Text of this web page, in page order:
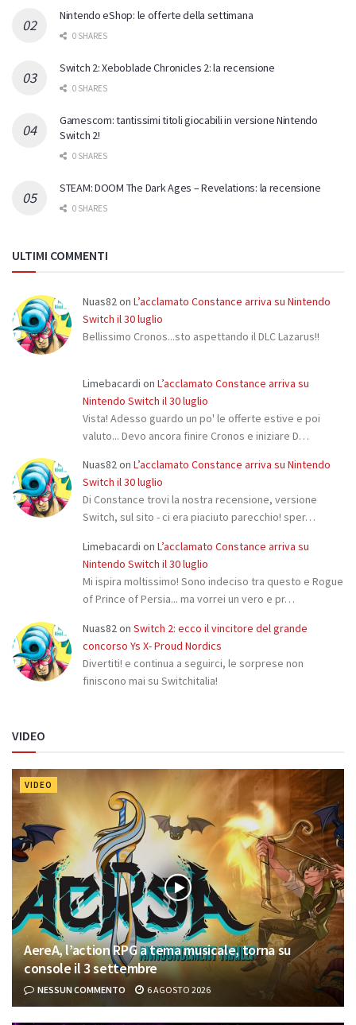
Nintendo eShop: le offerte della settimana
0 SHARES
Switch 2: Xeboblade Chronicles 2: la recensione
0 SHARES
Gamescom: tantissimi titoli giocabili in versione Nintendo
Switch 2!
0 SHARES
STEAM: DOOM The Dark Ages – Revelations: la recensione
0 SHARES
ULTIMI COMMENTI
Nuas82on L’acclamato Constance arriva su Nintendo
Switch il 30 luglio
Bellissimo Cronos...sto aspettando il DLC Lazarus!!
Limebacardi on L’acclamato Constance arriva su
Nintendo Switch il 30 luglio
Vista! Adesso guardo un po' le offerte estive e poi
valuto... Devo ancora finire Cronos e iniziare D…
Nuas82on L’acclamato Constance arriva su Nintendo
Switch il 30 luglio
Di Constance trovi la nostra recensione, versione
Switch, sul sito - ci era piaciuto parecchio! sper…
Limebacardi on L’acclamato Constance arriva su
Nintendo Switch il 30 luglio
Mi ispira moltissimo! Sono indeciso tra questo e Rogue
of Prince of Persia... ma vorrei un vero e pr…
Nuas82on Switch 2: ecco il vincitore del grande
concorso Ys X- Proud Nordics
Divertiti! e continua a seguirci, le sorprese non
finiscono mai su Switchitalia!
VIDEO
VIDEO
AereA, l’action RPG a tema musicale, torna su
console il 3 settembre
NESSUN COMMENTO 6 AGOSTO 2026